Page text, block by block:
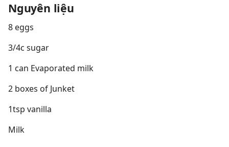
Nguyên liệu
8 eggs
3/4c sugar
1 can Evaporated milk
2 boxes of Junket
1tsp vanilla
Milk